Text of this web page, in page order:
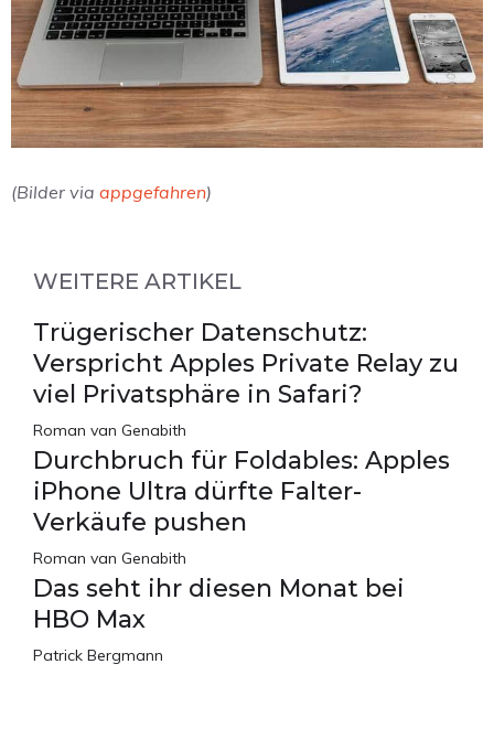
(Bilder via appgefahren)
WEITERE ARTIKEL
Trügerischer Datenschutz:
Verspricht Apples Private Relay zu
viel Privatsphäre in Safari?
Roman van Genabith
Durchbruch für Foldables: Apples
iPhone Ultra dürfte Falter-
Verkäufe pushen
Roman van Genabith
Das seht ihr diesen Monat bei
HBO Max
Patrick Bergmann